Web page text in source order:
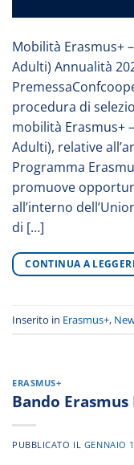
Mobilità Erasmus+
Adulti) Annualità
procedura di
mobilità Erasmus+
Adulti), relative
Programma
promuove
all’interno
di […]
CONTINUA A
Inserito in Erasmus+,
ERASMUS+
Bando
PUBBLICATO IL GENNAIO